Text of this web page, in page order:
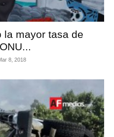
la mayor tasa de
8, 2018